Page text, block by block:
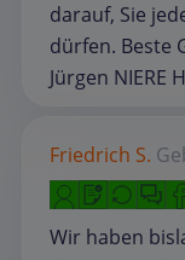
darauf, Sie
dürfen. Beste
Jürgen NIERE
Friedrich S.
Wir haben